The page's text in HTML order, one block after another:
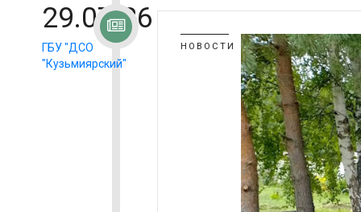
29.07.26
ГБУ "ДСО
"Кузьмиярский"
НОВОСТИ